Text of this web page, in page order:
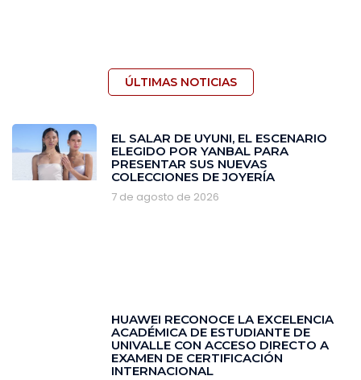
ÚLTIMAS NOTICIAS
EL SALAR DE UYUNI, EL ESCENARIO
ELEGIDO POR YANBAL PARA
PRESENTAR SUS NUEVAS
COLECCIONES DE JOYERÍA
7 de agosto de 2026
HUAWEI RECONOCE LA EXCELENCIA
ACADÉMICA DE ESTUDIANTE DE
UNIVALLE CON ACCESO DIRECTO A
EXAMEN DE CERTIFICACIÓN
INTERNACIONAL